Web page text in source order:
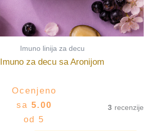
Imuno linija za decu
Imuno za decu sa Aronijom
Ocenjeno
sa 5.00
od 5
3